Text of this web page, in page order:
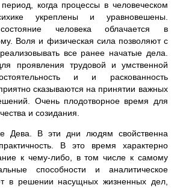
когда процессы в человеческом
укреплены и уравновешены.
человека облачается в
Воля и физическая сила позволяют с
все ранее начатые дела.
проявления трудовой и умственной
и и раскованность
сказываются на принятии важных
Очень плодотворное время для
и созидания.
Дева. В эти дни людям свойственна
В это время характерно
к чему-либо, в том числе к самому
способности и аналитическое
в решении насущных жизненных дел,